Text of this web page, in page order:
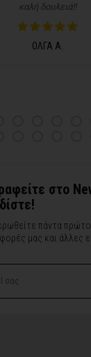
καλή δουλειά!!
ΟΛΓΑ Α.
στο
πάντα
μας και άλλες